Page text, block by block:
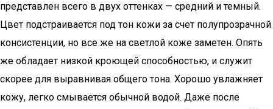
представлен всего в двух оттенках — средний и темный.
Цвет подстраивается под тон кожи за счет полупрозрачной
консистенции, но все же на светлой коже заметен. Опять
же обладает низкой кроющей способностью, и служит
скорее для выравнивая общего тона. Хорошо увлажняет
кожу, легко смывается обычной водой. Даже после